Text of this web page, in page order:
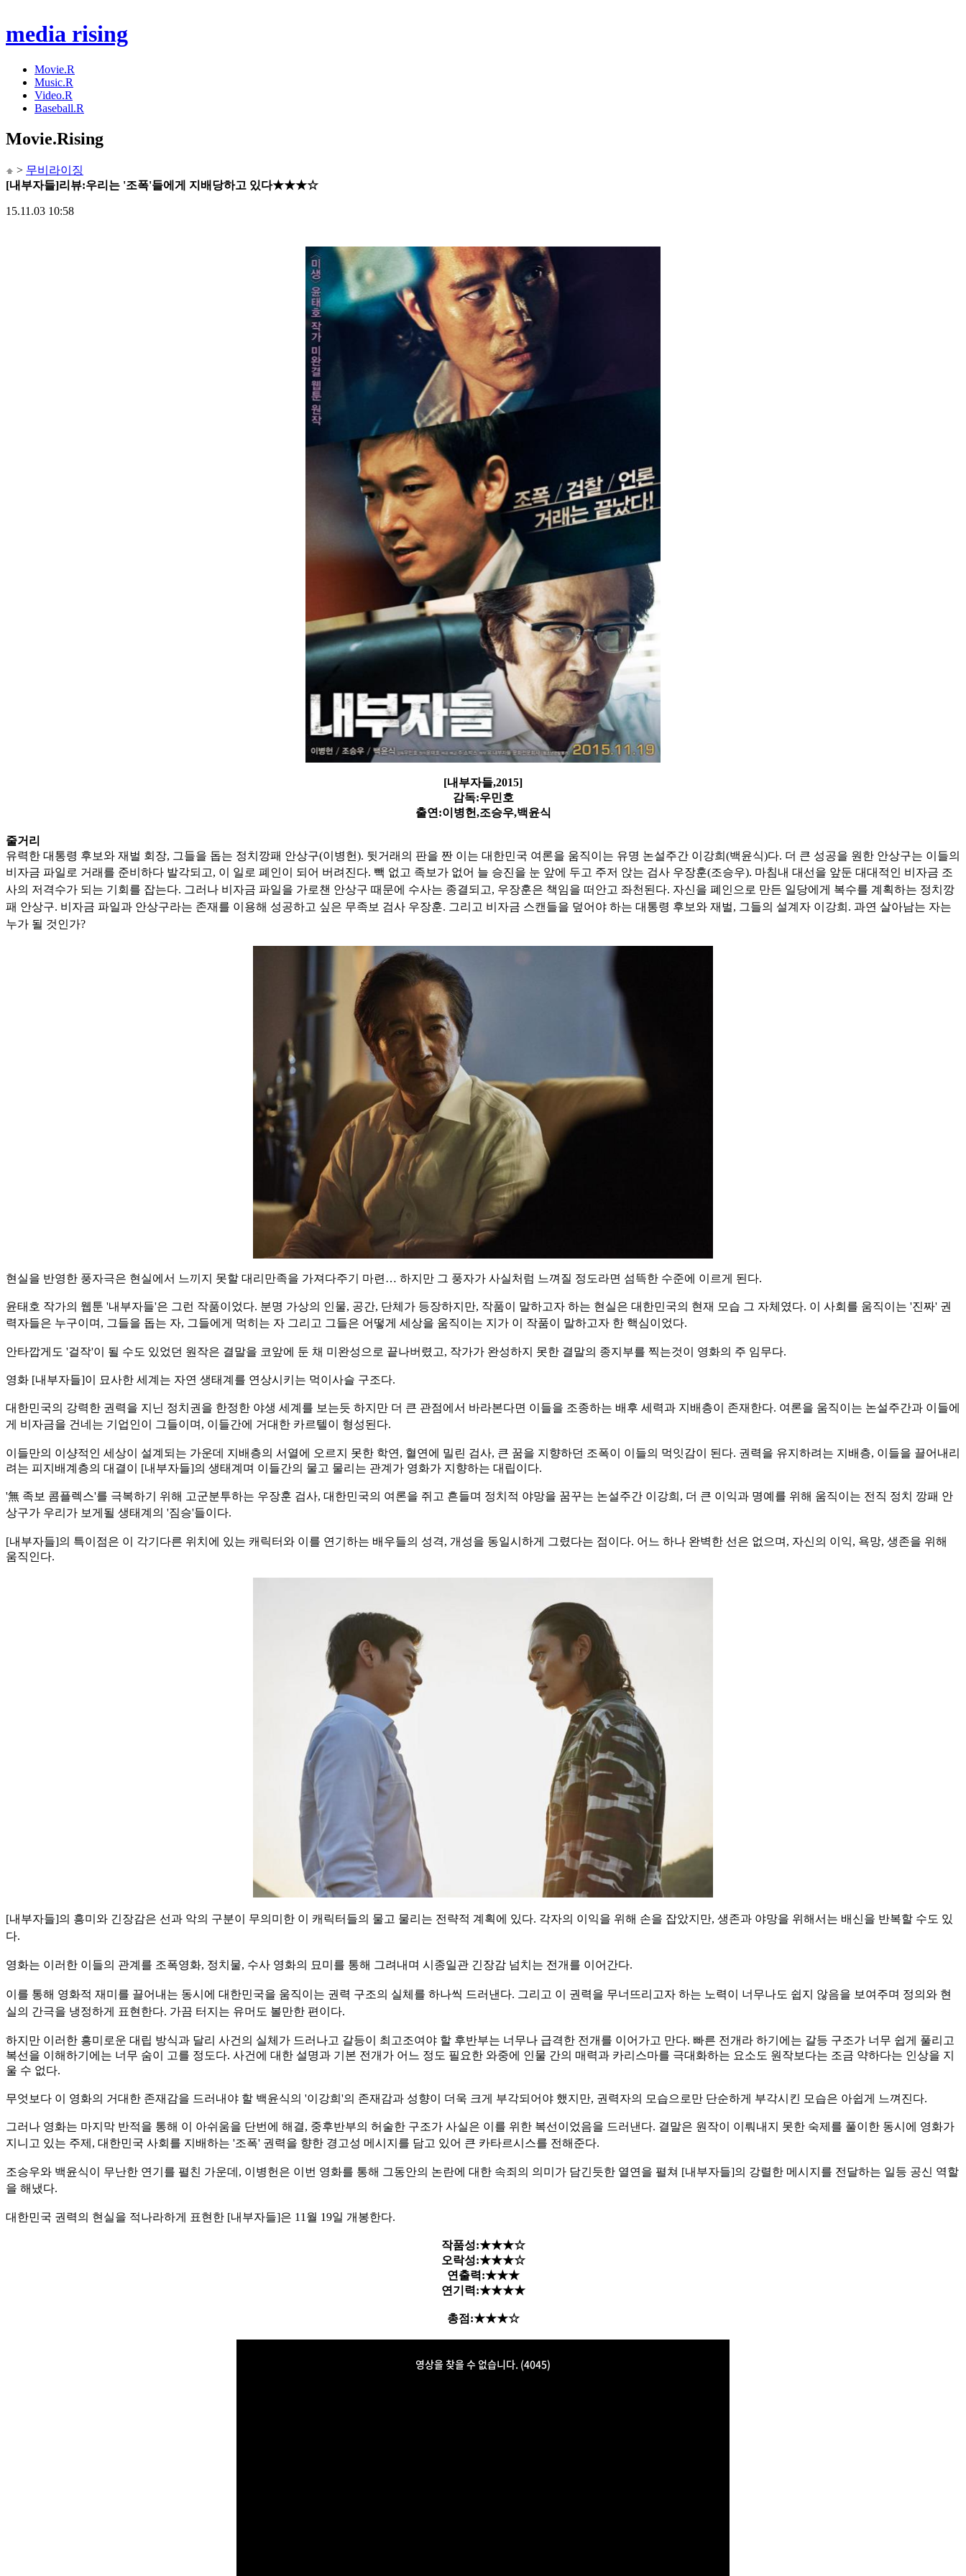
media rising
Movie.R
Music.R
Video.R
Baseball.R
Movie.Rising
> 무비라이징
[내부자들]리뷰:우리는 '조폭'들에게 지배당하고 있다★★★☆
15.11.03 10:58
[내부자들,2015]
감독:우민호
출연:이병헌,조승우,백윤식
줄거리
유력한 대통령 후보와 재벌 회장, 그들을 돕는 정치깡패 안상구(이병헌). 뒷거래의 판을 짠 이는 대한민국 여론을 움직이는 유명 논설주간 이강희(백윤식)다. 더 큰 성공을 원한 안상구는 이들의
비자금 파일로 거래를 준비하다 발각되고, 이 일로 폐인이 되어 버려진다. 빽 없고 족보가 없어 늘 승진을 눈 앞에 두고 주저 앉는 검사 우장훈(조승우). 마침내 대선을 앞둔 대대적인 비자금 조
사의 저격수가 되는 기회를 잡는다. 그러나 비자금 파일을 가로챈 안상구 때문에 수사는 종결되고, 우장훈은 책임을 떠안고 좌천된다. 자신을 폐인으로 만든 일당에게 복수를 계획하는 정치깡
패 안상구. 비자금 파일과 안상구라는 존재를 이용해 성공하고 싶은 무족보 검사 우장훈. 그리고 비자금 스캔들을 덮어야 하는 대통령 후보와 재벌, 그들의 설계자 이강희. 과연 살아남는 자는
누가 될 것인가?
현실을 반영한 풍자극은 현실에서 느끼지 못할 대리만족을 가져다주기 마련… 하지만 그 풍자가 사실처럼 느껴질 정도라면 섬뜩한 수준에 이르게 된다.
윤태호 작가의 웹툰 '내부자들'은 그런 작품이었다. 분명 가상의 인물, 공간, 단체가 등장하지만, 작품이 말하고자 하는 현실은 대한민국의 현재 모습 그 자체였다. 이 사회를 움직이는 '진짜' 권
력자들은 누구이며, 그들을 돕는 자, 그들에게 먹히는 자 그리고 그들은 어떻게 세상을 움직이는 지가 이 작품이 말하고자 한 핵심이었다.
안타깝게도 '걸작'이 될 수도 있었던 원작은 결말을 코앞에 둔 채 미완성으로 끝나버렸고, 작가가 완성하지 못한 결말의 종지부를 찍는것이 영화의 주 임무다.
영화 [내부자들]이 묘사한 세계는 자연 생태계를 연상시키는 먹이사슬 구조다.
대한민국의 강력한 권력을 지닌 정치권을 한정한 야생 세계를 보는듯 하지만 더 큰 관점에서 바라본다면 이들을 조종하는 배후 세력과 지배층이 존재한다. 여론을 움직이는 논설주간과 이들에
게 비자금을 건네는 기업인이 그들이며, 이들간에 거대한 카르텔이 형성된다.
이들만의 이샹적인 세상이 설계되는 가운데 지배층의 서열에 오르지 못한 학연, 혈연에 밀린 검사, 큰 꿈을 지향하던 조폭이 이들의 먹잇감이 된다. 권력을 유지하려는 지배층, 이들을 끌어내리
려는 피지배계층의 대결이 [내부자들]의 생태계며 이들간의 물고 물리는 관계가 영화가 지향하는 대립이다.
'無 족보 콤플렉스'를 극복하기 위해 고군분투하는 우장훈 검사, 대한민국의 여론을 쥐고 흔들며 정치적 야망을 꿈꾸는 논설주간 이강희, 더 큰 이익과 명예를 위해 움직이는 전직 정치 깡패 안
상구가 우리가 보게될 생태계의 '짐승'들이다.
[내부자들]의 특이점은 이 각기다른 위치에 있는 캐릭터와 이를 연기하는 배우들의 성격, 개성을 동일시하게 그렸다는 점이다. 어느 하나 완벽한 선은 없으며, 자신의 이익, 욕망, 생존을 위해
움직인다.
[내부자들]의 흥미와 긴장감은 선과 악의 구분이 무의미한 이 캐릭터들의 물고 물리는 전략적 계획에 있다. 각자의 이익을 위해 손을 잡았지만, 생존과 야망을 위해서는 배신을 반복할 수도 있
다.
영화는 이러한 이들의 관계를 조폭영화, 정치물, 수사 영화의 묘미를 통해 그려내며 시종일관 긴장감 넘치는 전개를 이어간다.
이를 통해 영화적 재미를 끌어내는 동시에 대한민국을 움직이는 권력 구조의 실체를 하나씩 드러낸다. 그리고 이 권력을 무너뜨리고자 하는 노력이 너무나도 쉽지 않음을 보여주며 정의와 현
실의 간극을 냉정하게 표현한다. 가끔 터지는 유머도 볼만한 편이다.
하지만 이러한 흥미로운 대립 방식과 달리 사건의 실체가 드러나고 갈등이 최고조여야 할 후반부는 너무나 급격한 전개를 이어가고 만다. 빠른 전개라 하기에는 갈등 구조가 너무 쉽게 풀리고
복선을 이해하기에는 너무 숨이 고를 정도다. 사건에 대한 설명과 기본 전개가 어느 정도 필요한 와중에 인물 간의 매력과 카리스마를 극대화하는 요소도 원작보다는 조금 약하다는 인상을 지
울 수 없다.
무엇보다 이 영화의 거대한 존재감을 드러내야 할 백윤식의 '이강희'의 존재감과 성향이 더욱 크게 부각되어야 했지만, 권력자의 모습으로만 단순하게 부각시킨 모습은 아쉽게 느껴진다.
그러나 영화는 마지막 반적을 통해 이 아쉬움을 단번에 해결, 중후반부의 허술한 구조가 사실은 이를 위한 복선이었음을 드러낸다. 결말은 원작이 이뤄내지 못한 숙제를 풀이한 동시에 영화가
지니고 있는 주제, 대한민국 사회를 지배하는 '조폭' 권력을 향한 경고성 메시지를 담고 있어 큰 카타르시스를 전해준다.
조승우와 백윤식이 무난한 연기를 펼친 가운데, 이병헌은 이번 영화를 통해 그동안의 논란에 대한 속죄의 의미가 담긴듯한 열연을 펼쳐 [내부자들]의 강렬한 메시지를 전달하는 일등 공신 역할
을 해냈다.
대한민국 권력의 현실을 적나라하게 표현한 [내부자들]은 11월 19일 개봉한다.
작품성:★★★☆
오락성:★★★☆
연출력:★★★
연기력:★★★★
총점:★★★☆